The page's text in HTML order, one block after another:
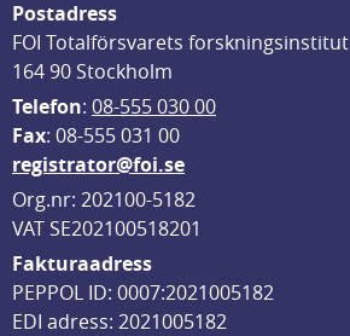
Postadress
FOI Totalförsvarets forskningsinstitut
164 90 Stockholm
Telefon: 08-555 030 00
Fax: 08-555 031 00
registrator@foi.se
Org.nr: 202100-5182
VAT SE202100518201
Fakturaadress
PEPPOL ID: 0007:2021005182
EDI adress: 2021005182